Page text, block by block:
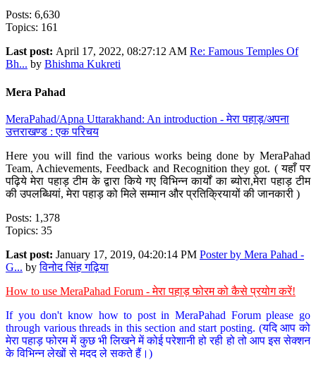
Posts: 6,630
Topics: 161
Last post: April 17, 2022, 08:27:12 AM Re: Famous Temples Of
Bh... by Bhishma Kukreti
Mera Pahad
MeraPahad/Apna Uttarakhand: An introduction - मेरा पहाड़/अपना
उत्तराखण्ड : एक परिचय
Here you will find the various works being done by MeraPahad
Team, Achievements, Feedback and Recognition they got. ( यहाँ पर
पढ़िये मेरा पहाड़ टीम के द्वारा किये गए विभिन्न कार्यों का ब्योरा,मेरा पहाड़ टीम
की उपलब्धियां, मेरा पहाड़ को मिले सम्मान और प्रतिक्रियायों की जानकारी )
Posts: 1,378
Topics: 35
Last post: January 17, 2019, 04:20:14 PM Poster by Mera Pahad -
G... byविनोद सिंह गढ़िया
How to use MeraPahad Forum - मेरा पहाड़ फोरम को कैसे प्रयोग करें!
If you don't know how to post in MeraPahad Forum please go
through various threads in this section and start posting. (यदि आप को
मेरा पहाड़ फोरम में कुछ भी लिखने में कोई परेशानी हो रही हो तो आप इस सेक्शन
के विभिन्न लेखों से मदद ले सकते हैं।)